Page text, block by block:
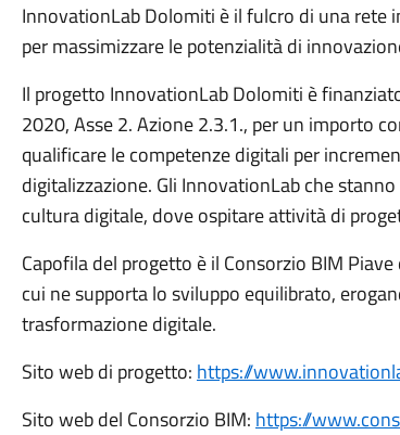
InnovationLab Dolomiti è il fulcro di una rete
per massimizzare le potenzialità di
Il progetto InnovationLab Dolomiti è
2020, Asse 2. Azione 2.3.1., per un importo
qualificare le competenze digitali per
digitalizzazione. Gli InnovationLab che
cultura digitale, dove ospitare attività di
Capofila del progetto è il Consorzio BIM
cui ne supporta lo sviluppo equilibrato,
trasformazione digitale.
Sito web di progetto: https://
Sito web del Consorzio BIM: https://